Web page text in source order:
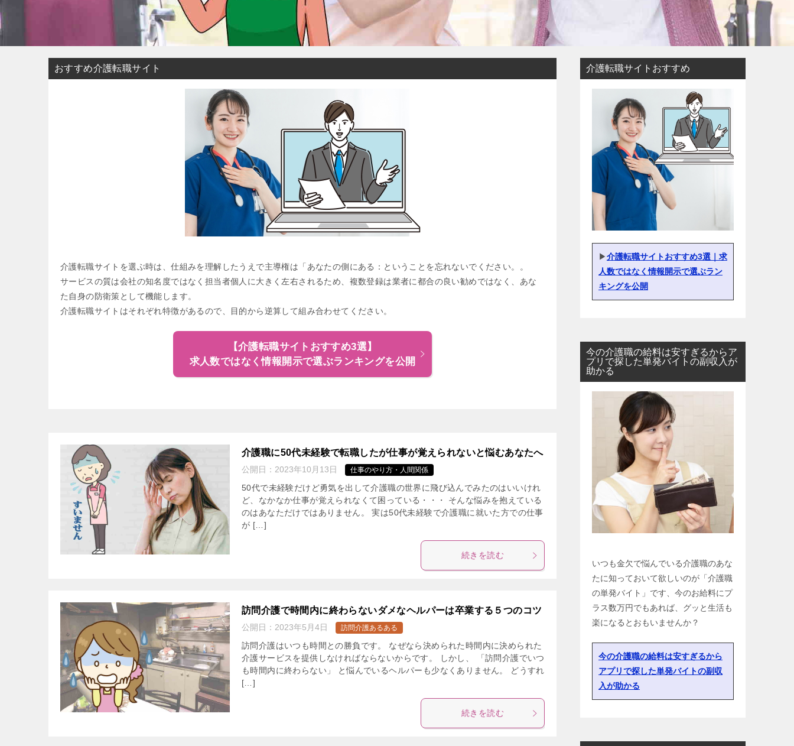
おすすめ介護転職サイト
介護転職サイトを選ぶ時は、仕組みを理解したうえで主導権は「あなたの側にある：ということを忘れないでください。。
サービスの質は会社の知名度ではなく担当者個人に大きく左右されるため、複数登録は業者に都合の良い勧めではなく、あな
た自身の防衛策として機能します。
介護転職サイトはそれぞれ特徴があるので、目的から逆算して組み合わせてください。
【介護転職サイトおすすめ3選】
求人数ではなく情報開示で選ぶランキングを公開
介護職に50代未経験で転職したが仕事が覚えられないと悩むあなたへ
公開日： 2023年10月13日 仕事のやり方・人間関係
50代で未経験だけど勇気を出して介護職の世界に飛び込んでみたのはいいけれ
ど、なかなか仕事が覚えられなくて困っている・・・ そんな悩みを抱えている
のはあなただけではありません。 実は50代未経験で介護職に就いた方での仕事
が […]
続きを読む
訪問介護で時間内に終わらないダメなヘルパーは卒業する５つのコツ
公開日： 2023年5月4日 訪問介護あるある
訪問介護はいつも時間との勝負です。 なぜなら決められた時間内に決められた
介護サービスを提供しなければならないからです。 しかし、 「訪問介護でいつ
も時間内に終わらない」 と悩んでいるヘルパーも少なくありません。 どうすれ
[…]
続きを読む
介護転職サイトおすすめ
▶介護転職サイトおすすめ3選｜求
人数ではなく情報開示で選ぶラン
キングを公開
今の介護職の給料は安すぎるからア
プリで探した単発バイトの副収入が
助かる
いつも金欠で悩んでいる介護職のあな
たに知っておいて欲しいのが「介護職
の単発バイト」です、今のお給料にプ
ラス数万円でもあれば、グッと生活も
楽になるとおもいませんか？
今の介護職の給料は安すぎるから
アプリで探した単発バイトの副収
入が助かる